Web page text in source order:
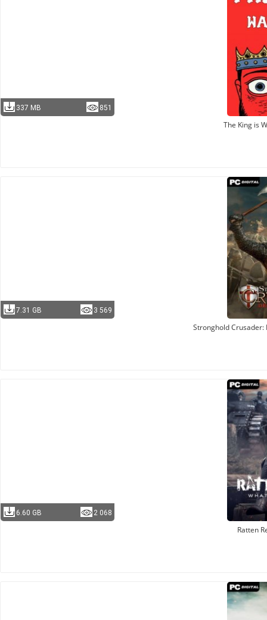
337 MB 851
The King is
7.31 GB 3 569
Stronghold
6.60 GB 2 068
Ratten